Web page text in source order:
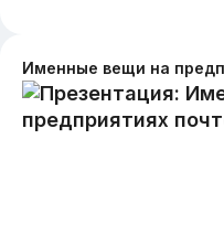
Именные вещи на